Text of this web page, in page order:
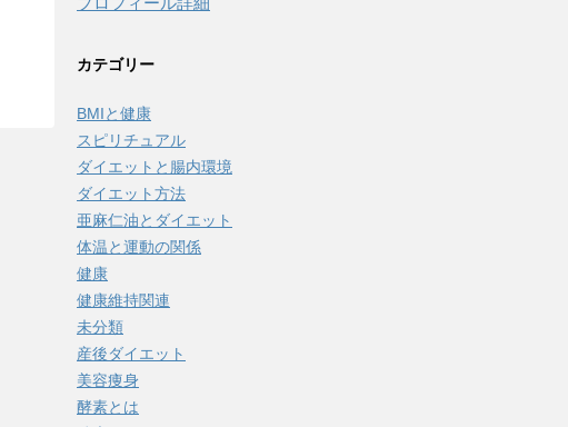
カテゴリー
BMIと健康
スピリチュアル
ダイエットと腸内環境
ダイエット方法
亜麻仁油とダイエット
体温と運動の関係
健康
健康維持関連
未分類
産後ダイエット
美容痩身
酵素とは